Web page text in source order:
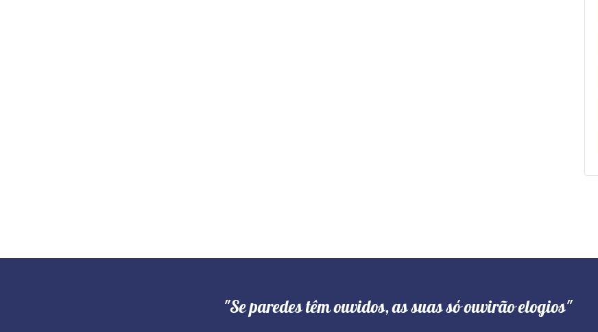
"Se paredes têm ouvidos, as suas só ouvirão elogios"